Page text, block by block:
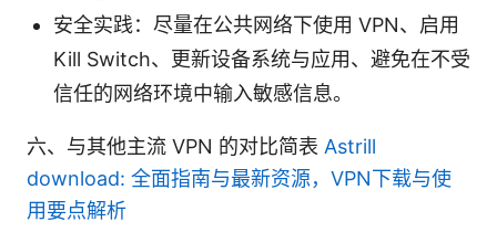
安全实践：尽量在公共网络下使用 VPN、启用
Kill Switch、更新设备系统与应用、避免在不受
信任的网络环境中输入敏感信息。
六、与其他主流 VPN 的对比简表 Astrill
download: 全面指南与最新资源，VPN下载与使
用要点解析